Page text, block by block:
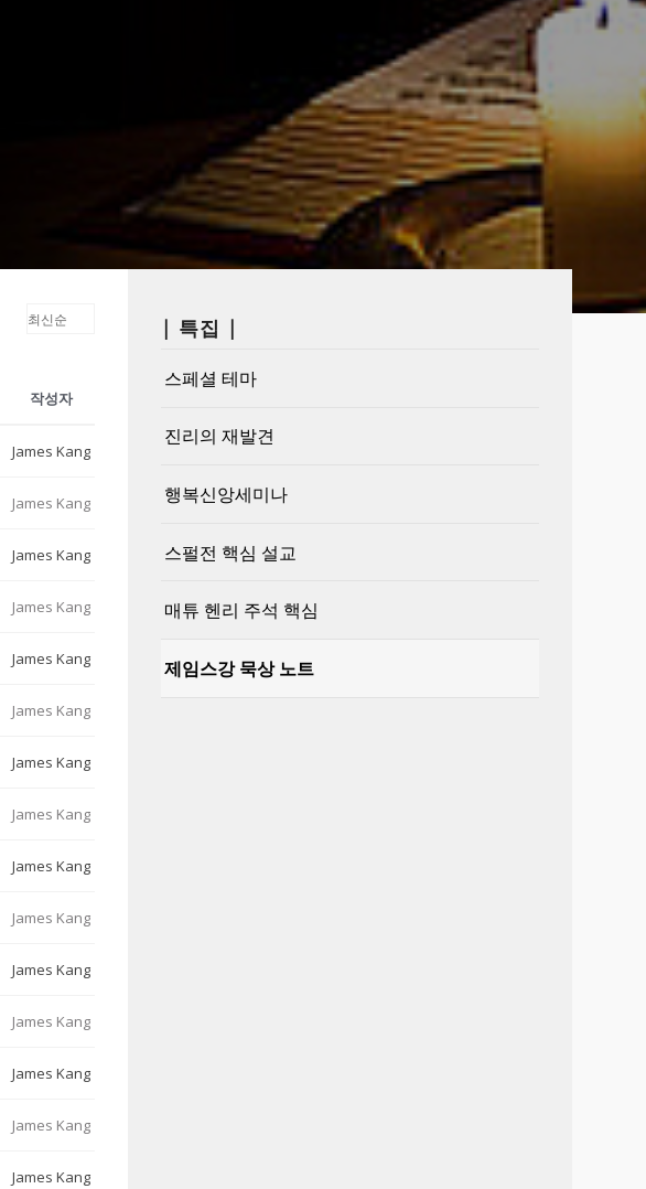
작성자
James Kang
James Kang
James Kang
James Kang
James Kang
James Kang
James Kang
James Kang
James Kang
James Kang
James Kang
James Kang
James Kang
James Kang
James Kang
| 특집 |
스페셜 테마
진리의 재발견
행복신앙세미나
스펄전 핵심 설교
매튜 헨리 주석 핵심
제임스강 묵상 노트